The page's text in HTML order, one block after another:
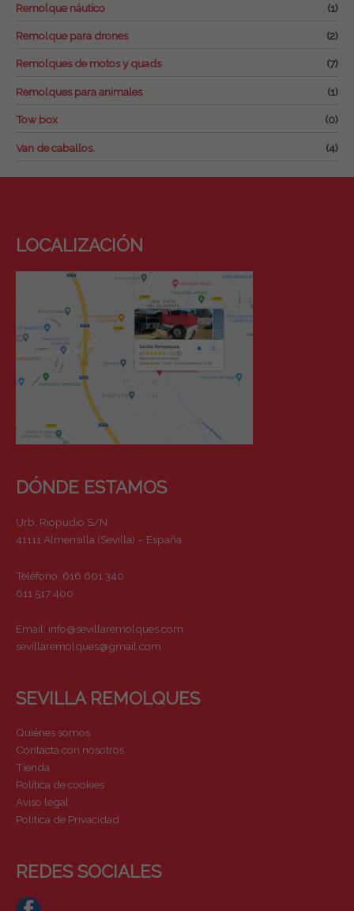
Remolque náutico (1)
Remolque para drones (2)
Remolques de motos y quads (7)
Remolques para animales (1)
Tow box (0)
Van de caballos. (4)
LOCALIZACIÓN
DÓNDE ESTAMOS
Urb. Riopudio S/N
41111 Almensilla (Sevilla) – España
Teléfono: 616 601 340
611 517 400
Email: info@sevillaremolques.com
sevillaremolques@gmail.com
SEVILLA REMOLQUES
Quiénes somos
Contacta con nosotros
Tienda
Política de cookies
Aviso legal
Política de Privacidad
REDES SOCIALES